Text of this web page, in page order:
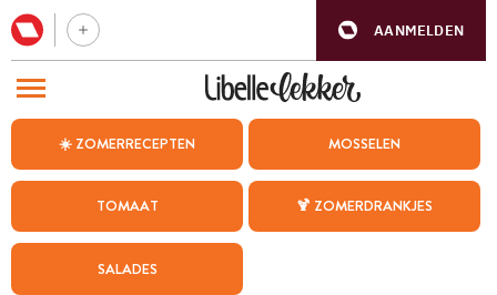
AANMELDEN
☀️ ZOMERRECEPTEN MOSSELEN
TOMAAT 🍹 ZOMERDRANKJES
SALADES
BEZOEK ONZE ANDERE WEBSITES
WEEKMENU
CHAT MET MAIA